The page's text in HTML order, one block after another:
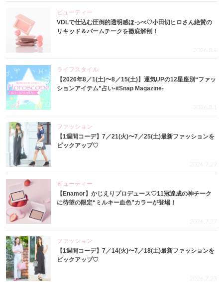
ビューティー
VDLで仕込む圧倒的透明感ほっぺ♡小田切ヒロさん絶賛の
リキッド＆バームチークを徹底解剖！
2026.8.4
ライフスタイル
【2026年8／1(土)〜8／15(土)】運気UPの12星座別“ファッ
ションアイテム”占い-itSnap Magazine-
2026.8.1
ファッション
【1週間コーデ】7／21(火)〜7／25(土)最新ファッションを
ピックアップ♡
2026.7.29
ビューティー
【Enamor】かじえりプロデュース♡11冠達成の神チーク
に待望の限定“ミルキー血色”カラーが登場！
2026.7.27
ファッション
【1週間コーデ】7／14(火)〜7／18(土)最新ファッションを
ピックアップ♡
2026.7.23